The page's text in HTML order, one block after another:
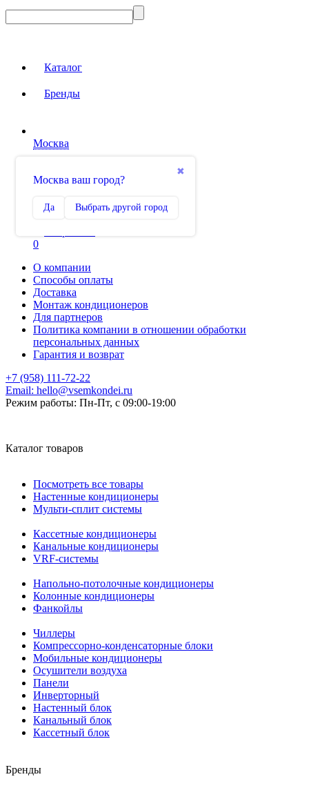
Каталог
Бренды
Москва
✖
Москва ваш город?
Да Выбрать другой город
Сравнение
0
О компании
Способы оплаты
Доставка
Монтаж кондиционеров
Для партнеров
Политика компании в отношении обработки
персональных данных
Гарантия и возврат
+7 (958) 111-72-22
Email: hello@vsemkondei.ru
Режим работы: Пн-Пт, с 09:00-19:00
Каталог товаров
Посмотреть все товары
Настенные кондиционеры
Мульти-сплит системы
Кассетные кондиционеры
Канальные кондиционеры
VRF-системы
Напольно-потолочные кондиционеры
Колонные кондиционеры
Фанкойлы
Чиллеры
Компрессорно-конденсаторные блоки
Мобильные кондиционеры
Осушители воздуха
Панели
Инверторный
Настенный блок
Канальный блок
Кассетный блок
Бренды